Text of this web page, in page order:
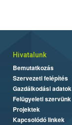
Hivatalunk
Bemutatkozás
Szervezeti felépítés
Gazdálkodási adatok
Felügyeleti szervünk
Projektek
Kapcsolódó linkek